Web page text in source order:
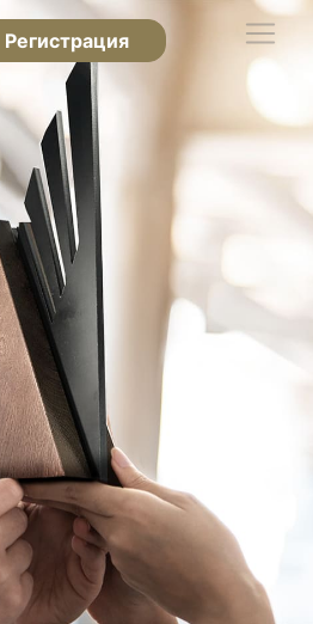
Регистрация